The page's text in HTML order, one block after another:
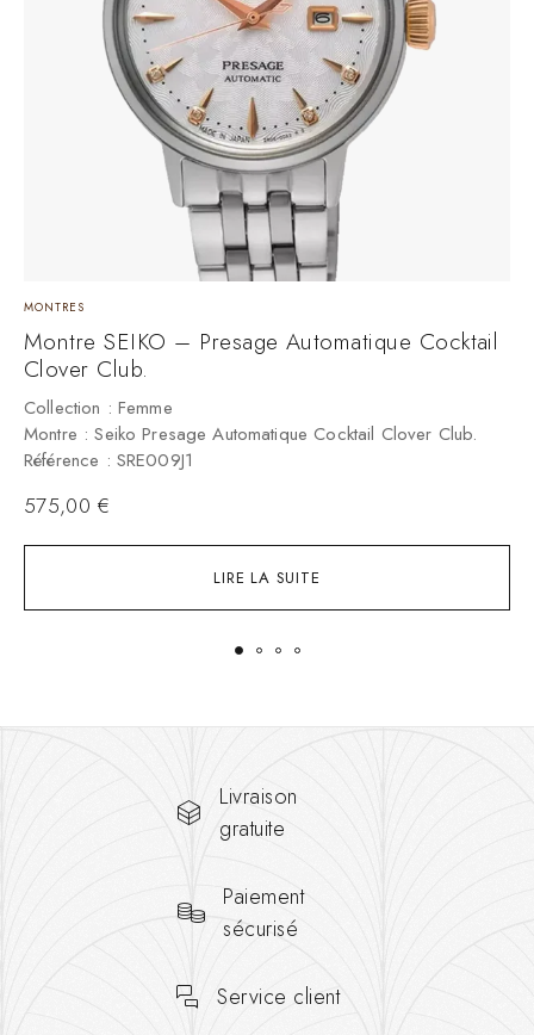
LIRE LA SUITE
MONTRES
Montre SEIKO – Presage Automatique Cocktail
Clover Club.
Collection : Femme
Montre : Seiko Presage Automatique Cocktail Clover Club.
Référence : SRE009J1
575,00 €
Livraison
gratuite
Paiement
sécurisé
Service client